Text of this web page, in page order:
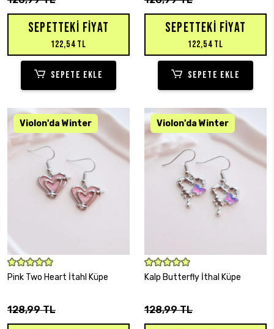
SEPETTEKI FIYAT
122,54 TL
SEPETE EKLE
SEPETTEKI FIYAT
122,54 TL
SEPETE EKLE
SEPETE EKLE
Pink Two Heart İtahl Küpe
128,99 TL
SEPETE EKLE
Kalp Butterfly İthal Küpe
128,99 TL